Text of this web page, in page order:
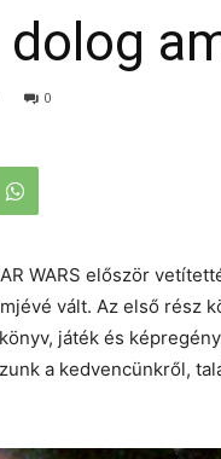
dolog
0
WARS először
vált. Az első rész
játék és
a kedvencünkről,